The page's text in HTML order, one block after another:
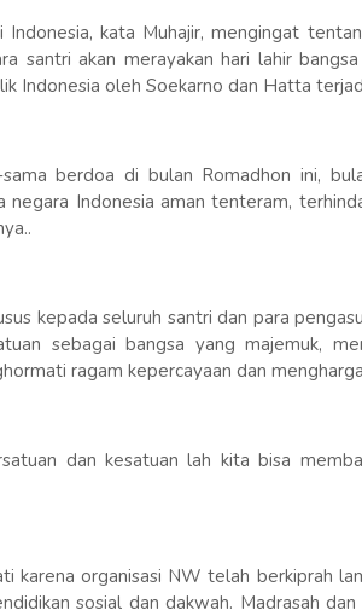
Indonesia, kata Muhajir, mengingat
santri akan merayakan hari lahir
Indonesia oleh Soekarno dan Hatta
berdoa di bulan Romadhon ini,
negara Indonesia aman tenteram,
kepada seluruh santri dan para
sebagai bangsa yang majemuk,
ragam kepercayaan dan
dan kesatuan lah kita bisa
karena organisasi NW telah berkiprah
sosial dan dakwah. Madrasah